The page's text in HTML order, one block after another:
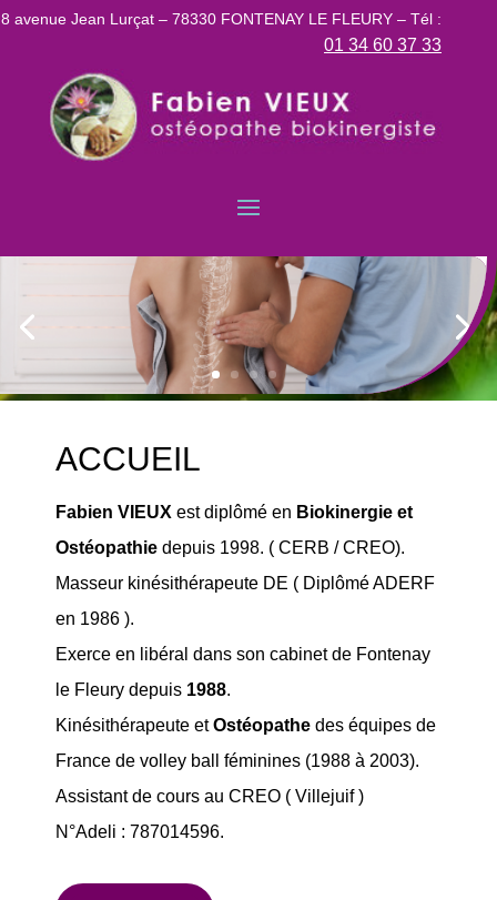
8 avenue Jean Lurçat – 78330 FONTENAY LE FLEURY – Tél :
01 34 60 37 33
ACCUEIL
Fabien VIEUX est diplômé en Biokinergie et
Ostéopathie depuis 1998. ( CERB / CREO).
Masseur kinésithérapeute DE ( Diplômé ADERF
en 1986 ).
Exerce en libéral dans son cabinet de Fontenay
le Fleury depuis 1988.
Kinésithérapeute etOstéopathe des équipes de
France de volley ball féminines (1988 à 2003).
Assistant de cours au CREO ( Villejuif )
N°Adeli : 787014596.